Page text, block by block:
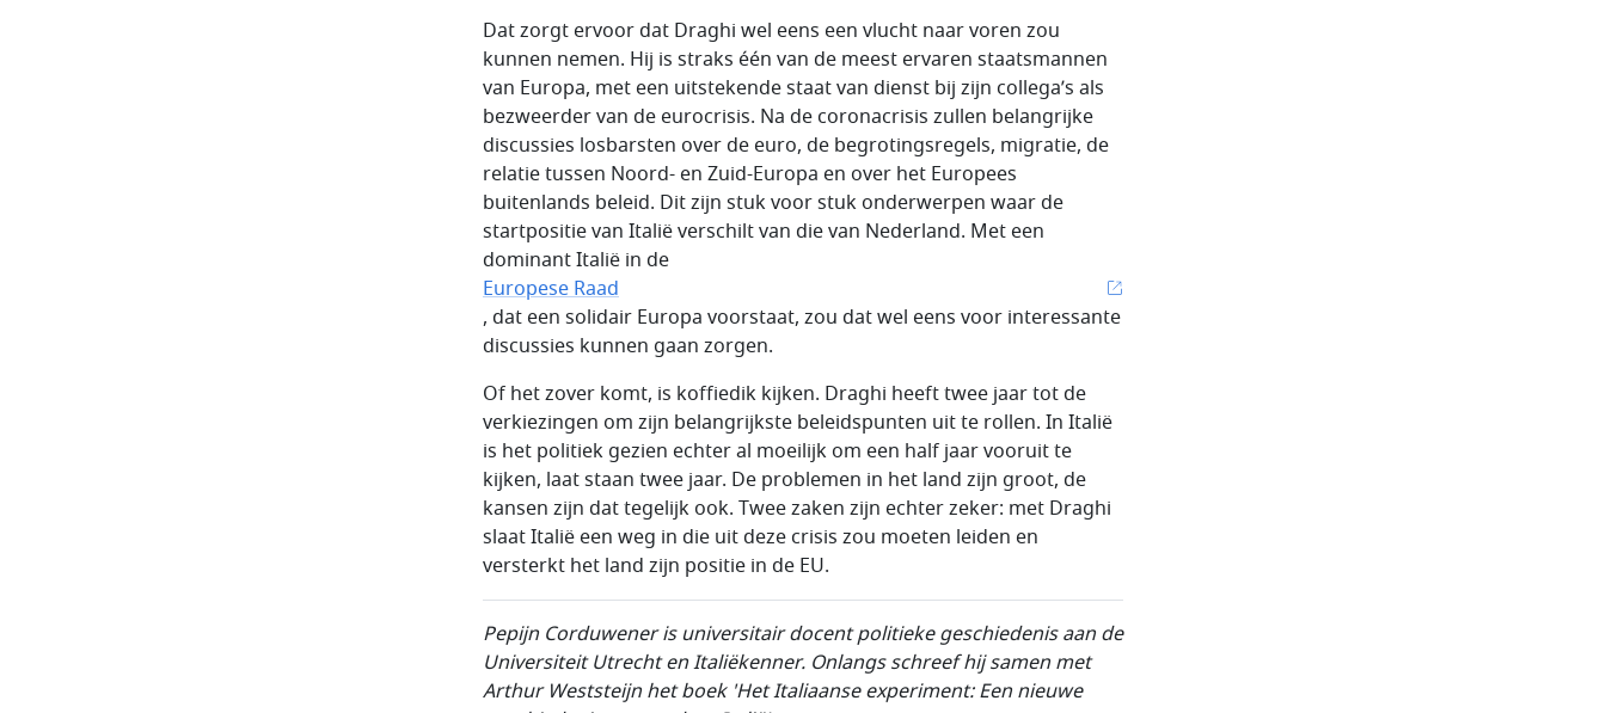
Dat zorgt ervoor dat Draghi wel eens een vlucht naar voren zou
kunnen nemen. Hij is straks één van de meest ervaren staatsmannen
van Europa, met een uitstekende staat van dienst bij zijn collega’s als
bezweerder van de eurocrisis. Na de coronacrisis zullen belangrijke
discussies losbarsten over de euro, de begrotingsregels, migratie, de
relatie tussen Noord- en Zuid-Europa en over het Europees
buitenlands beleid. Dit zijn stuk voor stuk onderwerpen waar de
startpositie van Italië verschilt van die van Nederland. Met een
dominant Italië in de
Europese Raad
, dat een solidair Europa voorstaat, zou dat wel eens voor interessante
discussies kunnen gaan zorgen.
Of het zover komt, is koffiedik kijken. Draghi heeft twee jaar tot de
verkiezingen om zijn belangrijkste beleidspunten uit te rollen. In Italië
is het politiek gezien echter al moeilijk om een half jaar vooruit te
kijken, laat staan twee jaar. De problemen in het land zijn groot, de
kansen zijn dat tegelijk ook. Twee zaken zijn echter zeker: met Draghi
slaat Italië een weg in die uit deze crisis zou moeten leiden en
versterkt het land zijn positie in de EU.
Pepijn Corduwener is universitair docent politieke geschiedenis aan de
Universiteit Utrecht en Italiëkenner. Onlangs schreef hij samen met
Arthur Weststeijn het boek 'Het Italiaanse experiment: Een nieuwe